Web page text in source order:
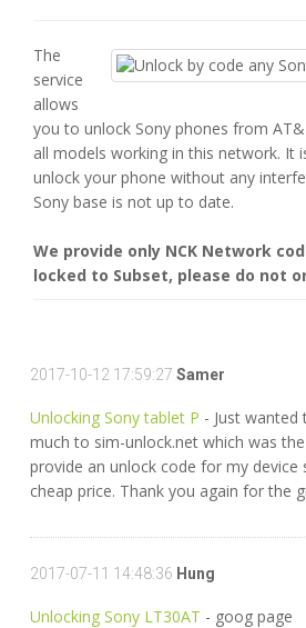
The
service
allows
you to unlock Sony phones from
all models working in this network. It
unlock your phone without any
Sony base is not up to date.
We provide only NCK Network
locked to Subset, please do not
2017-10-12 17:59:27 Samer
Unlocking Sony tablet P - Just
much to sim-unlock.net which was
provide an unlock code for my device
cheap price. Thank you again for the
2017-07-11 14:48:36 Hung
Unlocking Sony LT30AT - goog page